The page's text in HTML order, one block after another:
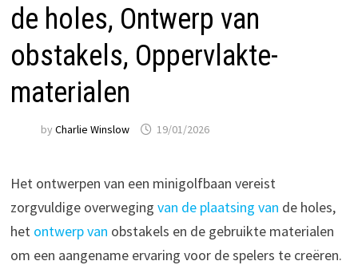
de holes, Ontwerp van
obstakels, Oppervlakte-
materialen
by Charlie Winslow 19/01/2026
Het ontwerpen van een minigolfbaan vereist
zorgvuldige overweging van de plaatsing van de holes,
het ontwerp van obstakels en de gebruikte materialen
om een aangename ervaring voor de spelers te creëren.